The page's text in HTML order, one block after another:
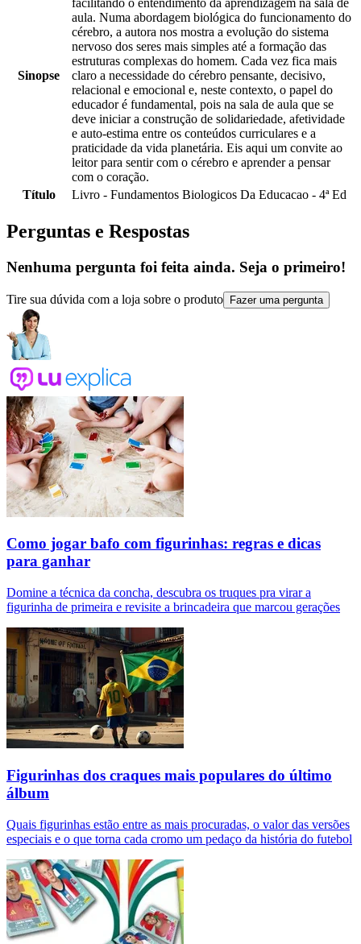
Sinopse
facilitando o entendimento da aprendizagem na sala de
aula. Numa abordagem biológica do funcionamento do
cérebro, a autora nos mostra a evolução do sistema
nervoso dos seres mais simples até a formação das
estruturas complexas do homem. Cada vez fica mais
claro a necessidade do cérebro pensante, decisivo,
relacional e emocional e, neste contexto, o papel do
educador é fundamental, pois na sala de aula que se
deve iniciar a construção de solidariedade, afetividade
e auto-estima entre os conteúdos curriculares e a
praticidade da vida planetária. Eis aqui um convite ao
leitor para sentir com o cérebro e aprender a pensar
com o coração.
Título
Livro - Fundamentos Biologicos Da Educacao - 4ª Ed
Perguntas e Respostas
Nenhuma pergunta foi feita ainda. Seja o primeiro!
Tire sua dúvida com a loja sobre o produto Fazer uma pergunta
Como jogar bafo com figurinhas: regras e dicas
para ganhar
Domine a técnica da concha, descubra os truques pra virar a
figurinha de primeira e revisite a brincadeira que marcou gerações
Figurinhas dos craques mais populares do último
álbum
Quais figurinhas estão entre as mais procuradas, o valor das versões
especiais e o que torna cada cromo um pedaço da história do futebol